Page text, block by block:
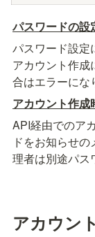
パスワードの設
パスワード設定
アカウント作
アカウント作
API経由でのア
ドをお知らせ
理者は別途パス
アカウン